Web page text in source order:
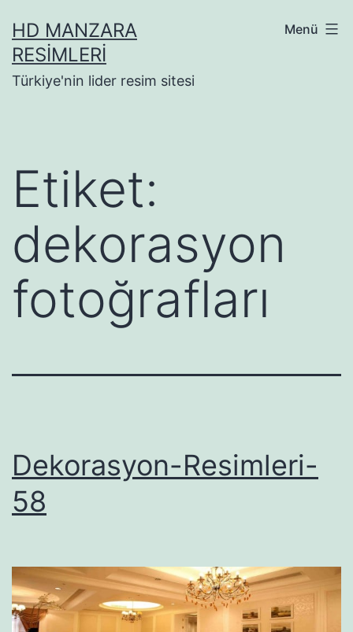
geçHD MANZARA
RESIMLERI
Türkiye'nin lider resim sitesi
Menü
Etiket:
dekorasyon
fotoğrafları
Dekorasyon-Resimleri-
58